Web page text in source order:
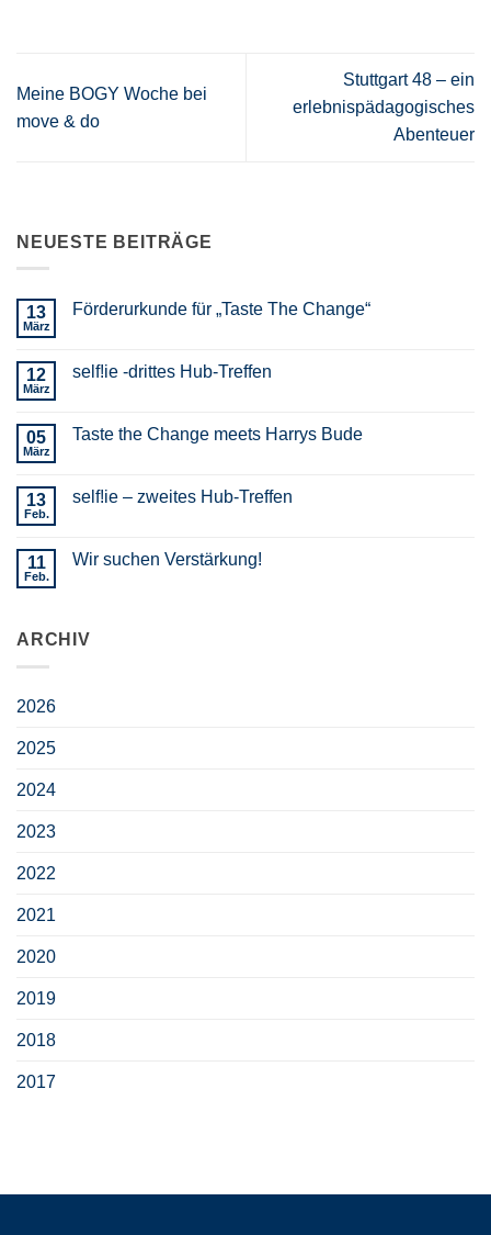
Meine BOGY Woche bei
move & do
Stuttgart 48 – ein
erlebnispädagogisches
Abenteuer
NEUESTE BEITRÄGE
13
März
Förderurkunde für „Taste The Change“
12
März
self!ie -drittes Hub-Treffen
05
März
Taste the Change meets Harrys Bude
13
Feb.
self!ie – zweites Hub-Treffen
11
Feb.
Wir suchen Verstärkung!
ARCHIV
2026
2025
2024
2023
2022
2021
2020
2019
2018
2017